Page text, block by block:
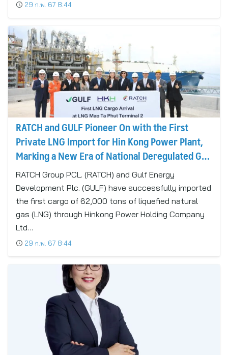
29 ก.พ. 67 8:44
RATCH and GULF Pioneer On with the First
Private LNG Import for Hin Kong Power Plant,
Marking a New Era of National Deregulated Gas
Market Policy
RATCH Group PCL. (RATCH) and Gulf Energy
Development Plc. (GULF) have successfully imported
the first cargo of 62,000 tons of liquefied natural
gas (LNG) through Hinkong Power Holding Company
Ltd…
29 ก.พ. 67 8:44